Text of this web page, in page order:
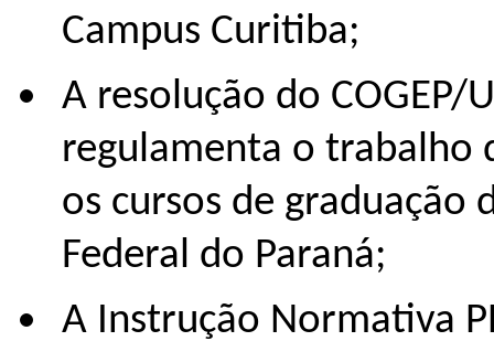
Campus Curitiba;
A resolução do COGEP/
regulamenta o trabalho
os cursos de graduação
Federal do Paraná;
A Instrução Normativa